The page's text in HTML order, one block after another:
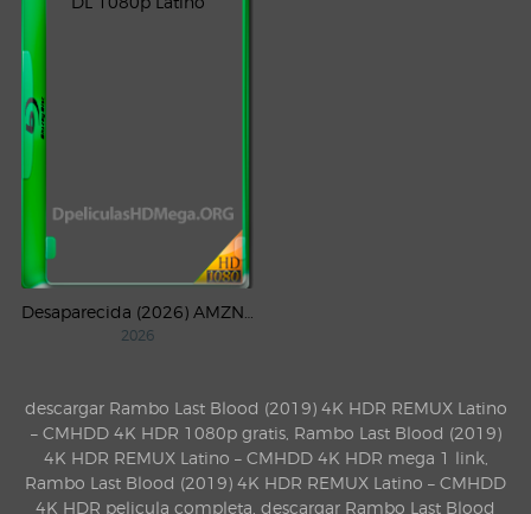
2026
descargar Rambo Last Blood (2019) 4K HDR REMUX Latino
– CMHDD 4K HDR 1080p gratis, Rambo Last Blood (2019)
4K HDR REMUX Latino – CMHDD 4K HDR mega 1 link,
Rambo Last Blood (2019) 4K HDR REMUX Latino – CMHDD
4K HDR pelicula completa, descargar Rambo Last Blood